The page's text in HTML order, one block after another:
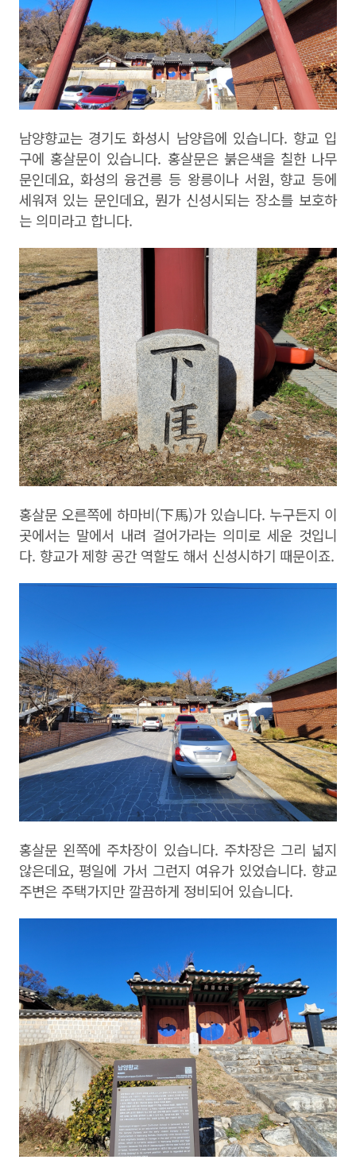
남양향교는 경기도 화성시 남양읍에 있습니다. 향교 입
구에 홍살문이 있습니다. 홍살문은 붉은색을 칠한 나무
문인데요, 화성의 융건릉 등 왕릉이나 서원, 향교 등에
세워져 있는 문인데요, 뭔가 신성시되는 장소를 보호하
는 의미라고 합니다.
홍살문 오른쪽에 하마비(下馬)가 있습니다. 누구든지 이
곳에서는 말에서 내려 걸어가라는 의미로 세운 것입니
다. 향교가 제향 공간 역할도 해서 신성시하기 때문이죠.
홍살문 왼쪽에 주차장이 있습니다. 주차장은 그리 넓지
않은데요, 평일에 가서 그런지 여유가 있었습니다. 향교
주변은 주택가지만 깔끔하게 정비되어 있습니다.